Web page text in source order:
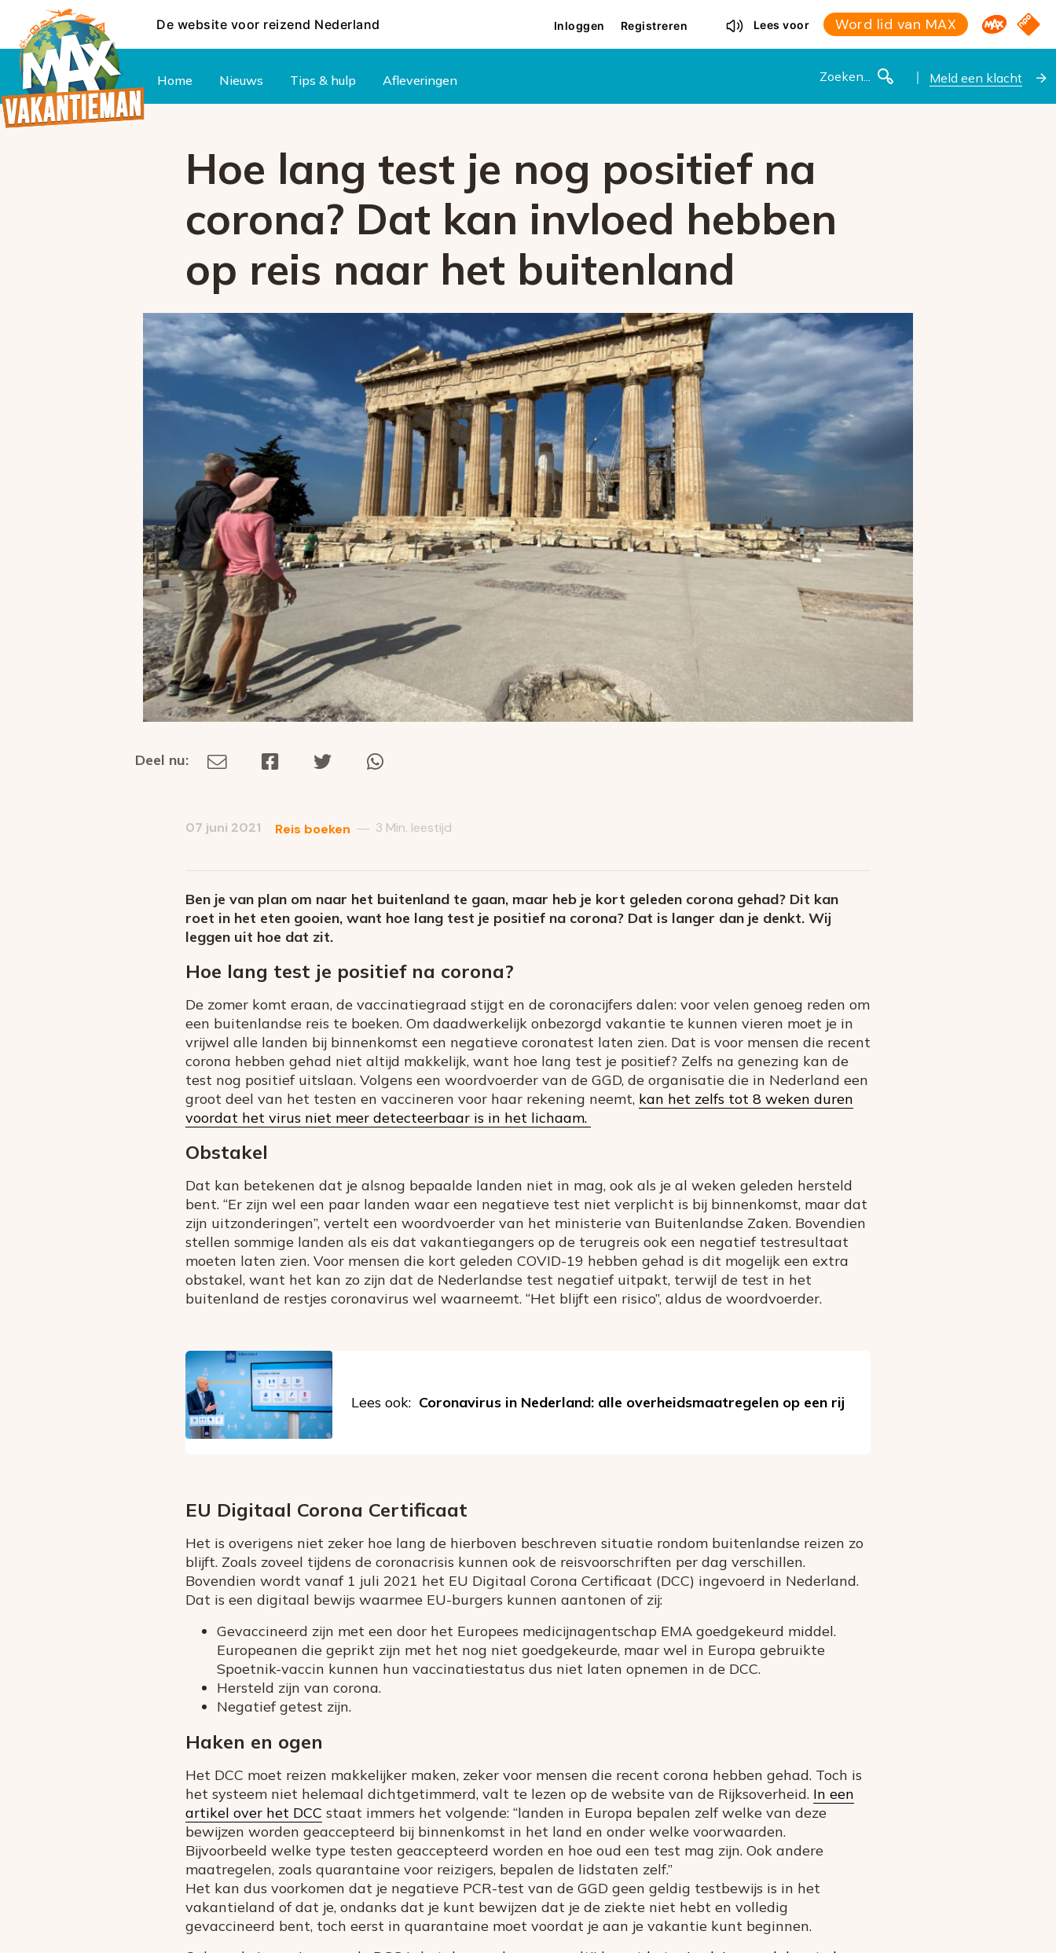
De website voor reizend Nederland Inloggen Registreren Lees voor Word lid van MAX Omroep
NPO
Home Nieuws Tips & hulp Afleveringen
Zoeken
Meld een klacht
Hoe lang test je nog positief na
corona? Dat kan invloed hebben
op reis naar het buitenland
Deel
Deel nu:
mail
07 juni 2021 Reis boeken — 3 Min. leestijd
Ben je van plan om naar het buitenland te gaan, maar heb je kort geleden corona gehad? Dit kan
roet in het eten gooien, want hoe lang test je positief na corona? Dat is langer dan je denkt. Wij
leggen uit hoe dat zit.
Hoe lang test je positief na corona?
De zomer komt eraan, de vaccinatiegraad stijgt en de coronacijfers dalen: voor velen genoeg reden om
een buitenlandse reis te boeken. Om daadwerkelijk onbezorgd vakantie te kunnen vieren moet je in
vrijwel alle landen bij binnenkomst een negatieve coronatest laten zien. Dat is voor mensen die recent
corona hebben gehad niet altijd makkelijk, want hoe lang test je positief? Zelfs na genezing kan de
test nog positief uitslaan. Volgens een woordvoerder van de GGD, de organisatie die in Nederland een
groot deel van het testen en vaccineren voor haar rekening neemt, kan het zelfs tot 8 weken duren
voordat het virus niet meer detecteerbaar is in het lichaam.
Obstakel
Dat kan betekenen dat je alsnog bepaalde landen niet in mag, ook als je al weken geleden hersteld
bent. “Er zijn wel een paar landen waar een negatieve test niet verplicht is bij binnenkomst, maar dat
zijn uitzonderingen”, vertelt een woordvoerder van het ministerie van Buitenlandse Zaken. Bovendien
stellen sommige landen als eis dat vakantiegangers op de terugreis ook een negatief testresultaat
moeten laten zien. Voor mensen die kort geleden COVID-19 hebben gehad is dit mogelijk een extra
obstakel, want het kan zo zijn dat de Nederlandse test negatief uitpakt, terwijl de test in het
buitenland de restjes coronavirus wel waarneemt. “Het blijft een risico”, aldus de woordvoerder.
Lees ook: Coronavirus in Nederland: alle overheidsmaatregelen op een rij
EU Digitaal Corona Certificaat
Het is overigens niet zeker hoe lang de hierboven beschreven situatie rondom buitenlandse reizen zo
blijft. Zoals zoveel tijdens de coronacrisis kunnen ook de reisvoorschriften per dag verschillen.
Bovendien wordt vanaf 1 juli 2021 het EU Digitaal Corona Certificaat (DCC) ingevoerd in Nederland.
Dat is een digitaal bewijs waarmee EU-burgers kunnen aantonen of zij:
Gevaccineerd zijn met een door het Europees medicijnagentschap EMA goedgekeurd middel.
Europeanen die geprikt zijn met het nog niet goedgekeurde, maar wel in Europa gebruikte
Spoetnik-vaccin kunnen hun vaccinatiestatus dus niet laten opnemen in de DCC.
Hersteld zijn van corona.
Negatief getest zijn.
Haken en ogen
Het DCC moet reizen makkelijker maken, zeker voor mensen die recent corona hebben gehad. Toch is
het systeem niet helemaal dichtgetimmerd, valt te lezen op de website van de Rijksoverheid. In een
artikel over het DCC staat immers het volgende: “landen in Europa bepalen zelf welke van deze
bewijzen worden geaccepteerd bij binnenkomst in het land en onder welke voorwaarden.
Bijvoorbeeld welke type testen geaccepteerd worden en hoe oud een test mag zijn. Ook andere
maatregelen, zoals quarantaine voor reizigers, bepalen de lidstaten zelf.”
Het kan dus voorkomen dat je negatieve PCR-test van de GGD geen geldig testbewijs is in het
vakantieland of dat je, ondanks dat je kunt bewijzen dat je de ziekte niet hebt en volledig
gevaccineerd bent, toch eerst in quarantaine moet voordat je aan je vakantie kunt beginnen.